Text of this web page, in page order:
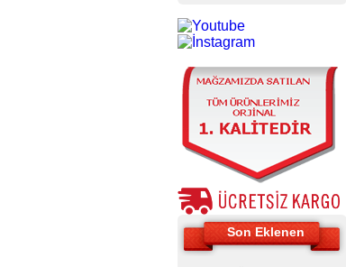
Son Eklenen